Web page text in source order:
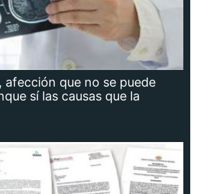
afección que no se puede
sí las causas que la